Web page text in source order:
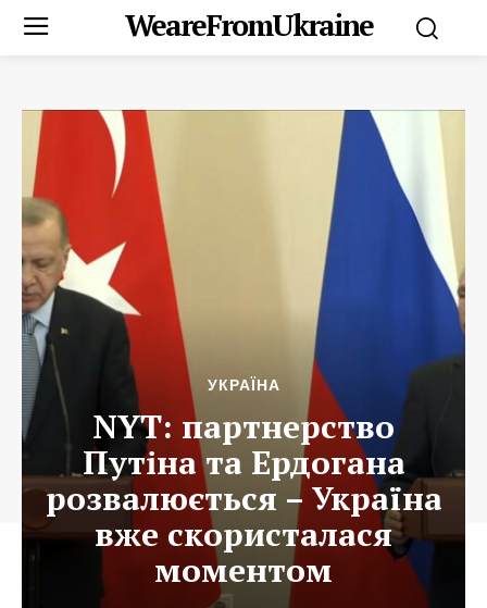
WeareFromUkraine
УКРАЇНА
NYT: партнерство
Путіна та Ердогана
розвалюється – Україна
вже скористалася
моментом